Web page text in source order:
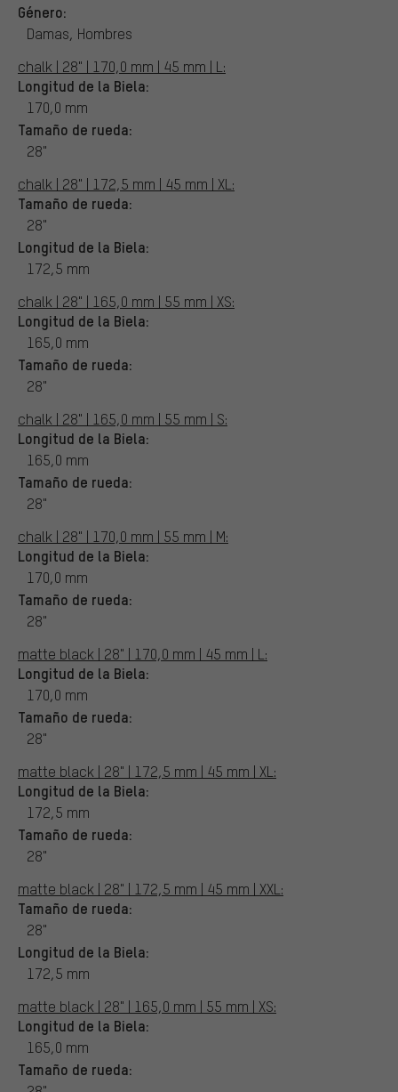
Género:
Damas, Hombres
chalk | 28" | 170,0 mm | 45 mm | L:
Longitud de la Biela:
170,0 mm
Tamaño de rueda:
28"
chalk | 28" | 172,5 mm | 45 mm | XL:
Tamaño de rueda:
28"
Longitud de la Biela:
172,5 mm
chalk | 28" | 165,0 mm | 55 mm | XS:
Longitud de la Biela:
165,0 mm
Tamaño de rueda:
28"
chalk | 28" | 165,0 mm | 55 mm | S:
Longitud de la Biela:
165,0 mm
Tamaño de rueda:
28"
chalk | 28" | 170,0 mm | 55 mm | M:
Longitud de la Biela:
170,0 mm
Tamaño de rueda:
28"
matte black | 28" | 170,0 mm | 45 mm | L:
Longitud de la Biela:
170,0 mm
Tamaño de rueda:
28"
matte black | 28" | 172,5 mm | 45 mm | XL:
Longitud de la Biela:
172,5 mm
Tamaño de rueda:
28"
matte black | 28" | 172,5 mm | 45 mm | XXL:
Tamaño de rueda:
28"
Longitud de la Biela:
172,5 mm
matte black | 28" | 165,0 mm | 55 mm | XS:
Longitud de la Biela:
165,0 mm
Tamaño de rueda: